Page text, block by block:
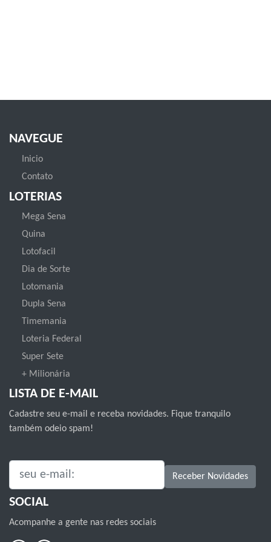
NAVEGUE
Inicio
Contato
LOTERIAS
Mega Sena
Quina
Lotofacil
Dia de Sorte
Lotomania
Dupla Sena
Timemania
Loteria Federal
Super Sete
+ Milionária
LISTA DE E-MAIL
Cadastre seu e-mail e receba novidades. Fique tranquilo
também odeio spam!
SEU E-MAIL: Receber Novidades
SOCIAL
Acompanhe a gente nas redes sociais